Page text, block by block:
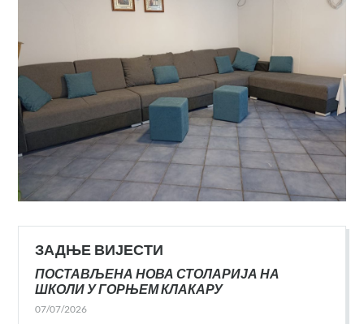
ЗАДЊЕ ВИЈЕСТИ
ПОСТАВЉЕНА НОВА СТОЛАРИЈА НА
ШКОЛИ У ГОРЊЕМ КЛАКАРУ
07/07/2026